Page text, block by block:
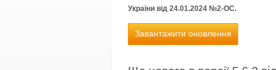
України від 24.01.2024 №2-ОС.
Завантажити оновлення